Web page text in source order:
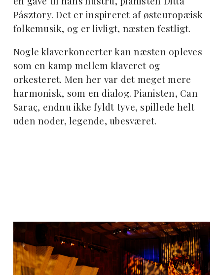
Pásztory. Det er inspireret af østeuropæisk
folkemusik, og er livligt, næsten festligt.
Nogle klaverkoncerter kan næsten opleves
som en kamp mellem klaveret og
orkesteret. Men her var det meget mere
harmonisk, som en dialog. Pianisten, Can
Saraç, endnu ikke fyldt tyve, spillede helt
uden noder, legende, ubesværet.